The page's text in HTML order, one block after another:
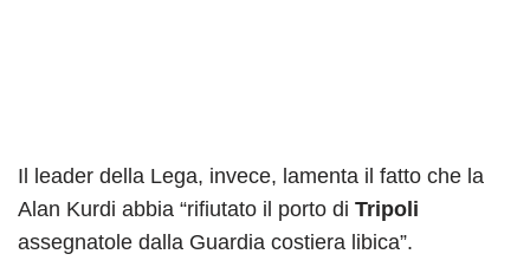
Il leader della Lega, invece, lamenta il fatto che la
Alan Kurdi abbia “rifiutato il porto di Tripoli
assegnatole dalla Guardia costiera libica”.